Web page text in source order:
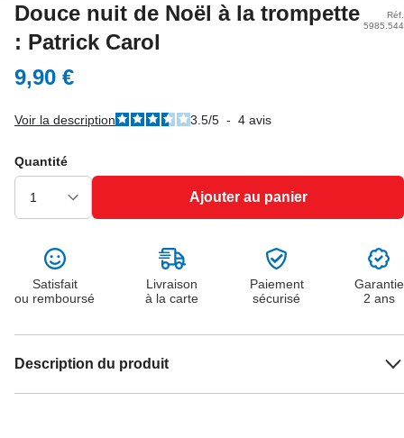
Douce nuit de Noël à la trompette
: Patrick Carol
Réf.
5985.544
9,90 €
Voir la description 3.5/5 - 4 avis
Quantité
Ajouter au panier
Satisfait
ou remboursé
Livraison
à la carte
Paiement
sécurisé
Garantie
2 ans
Description du produit